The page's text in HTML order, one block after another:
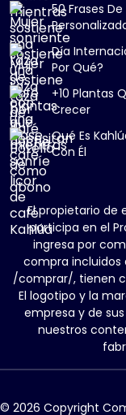
50 Frases
Día
Por Qué?
+10 Plantas
Crecer
Qué Es
Con Él
El propietario de
participa en el
ingresa por
compra incluidos
/comprar/, tienen
El logotipo y la
empresa y de
nuestros
© 2026 Copyright